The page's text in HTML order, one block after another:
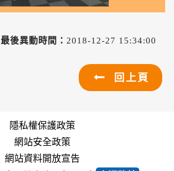
最後異動時間： 2018-12-27 15:34:00
回上頁
隱私權保護政策
網站安全政策
網站資料開放宣告